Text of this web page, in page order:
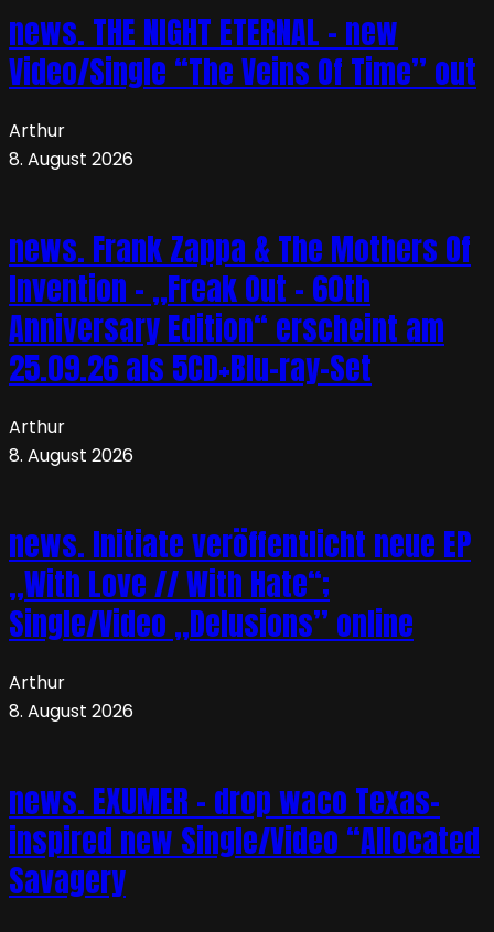
news. THE NIGHT ETERNAL – new
Video/Single “The Veins Of Time” out
Arthur
8. August 2026
news. Frank Zappa & The Mothers Of
Invention – „Freak Out – 60th
Anniversary Edition“ erscheint am
25.09.26 als 5CD+Blu-ray-Set
Arthur
8. August 2026
news. Initiate veröffentlicht neue EP
„With Love // With Hate“;
Single/Video „Delusions” online
Arthur
8. August 2026
news. EXUMER – drop waco Texas-
inspired new Single/Video “Allocated
Savagery